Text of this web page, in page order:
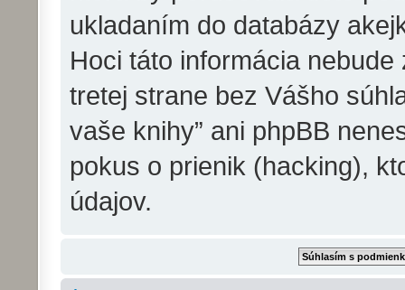
ukladaním do databázy
Hoci táto informácia
tretej strane bez Vášho
vaše knihy” ani phpBB
pokus o prienik (hacking),
údajov.